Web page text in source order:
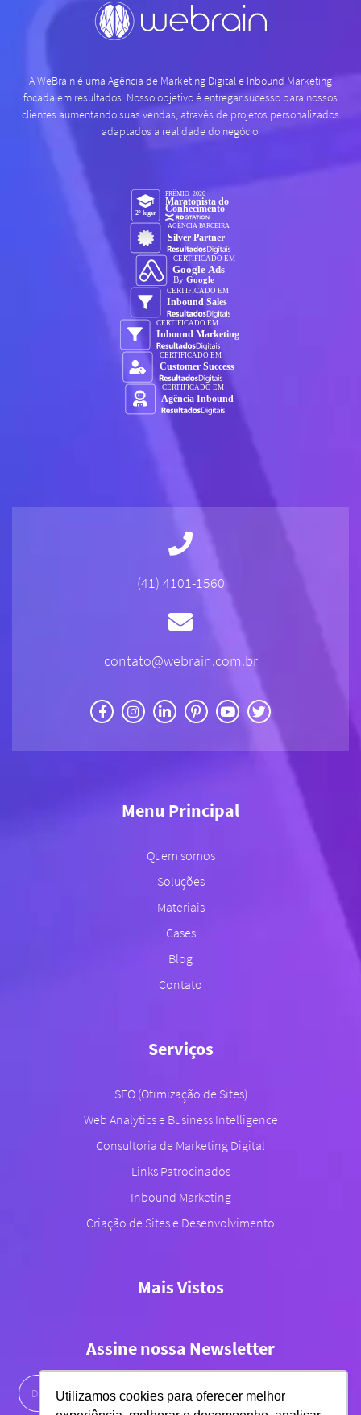
Utilizamos cookies para oferecer melhor
A WeBrain é uma Agência de Marketing Digital e Inbound Marketing
focada em resultados. Nosso objetivo é entregar sucesso para nossos
clientes aumentando suas vendas, através de projetos personalizados
adaptados a realidade do negócio.
(41) 4101-1560
contato@webrain.com.br
Menu Principal
Quem somos
Soluções
Materiais
Cases
Blog
Contato
Serviços
SEO (Otimização de Sites)
Web Analytics e Business Intelligence
Consultoria de Marketing Digital
Links Patrocinados
Inbound Marketing
Criação de Sites e Desenvolvimento
Mais Vistos
Assine nossa Newsletter